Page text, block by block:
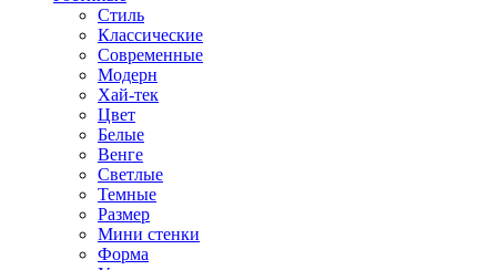
Стиль
Классические
Современные
Модерн
Хай-тек
Цвет
Белые
Венге
Светлые
Темные
Размер
Мини стенки
Форма